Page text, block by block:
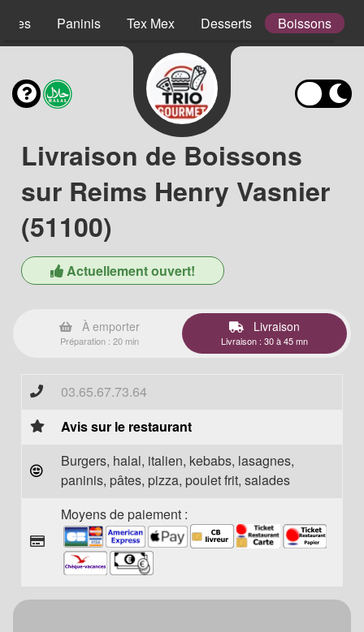
Paninis Tex Mex Desserts Boissons
Livraison de Boissons
sur Reims Henry Vasnier
(51100)
Actuellement ouvert!
À emporter
Préparation : 20 min
Livraison
Livraison : 30 à 45 mn
03.65.67.73.64
Avis sur le restaurant
Burgers, halal, italien, kebabs, lasagnes,
paninis, pâtes, pizza, poulet frit, salades
Moyens de paiement :